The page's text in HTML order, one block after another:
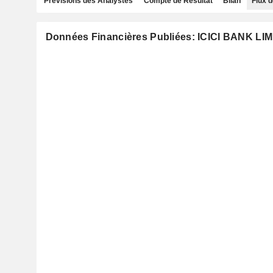
Données Financières Publiées: ICICI BANK